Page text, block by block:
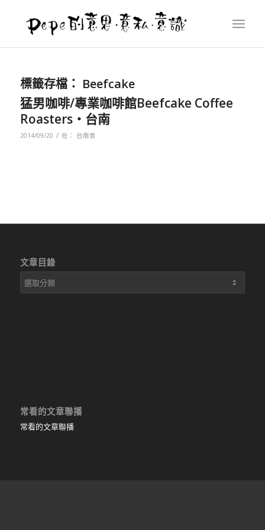
標籤存檔： Beefcake
猛男咖啡/專業咖啡館Beefcake Coffee
Roasters‧台南
2014/09/20 / 在： 台南食
文章目錄
文
章
常看的文章聯播
常看的文章聯播